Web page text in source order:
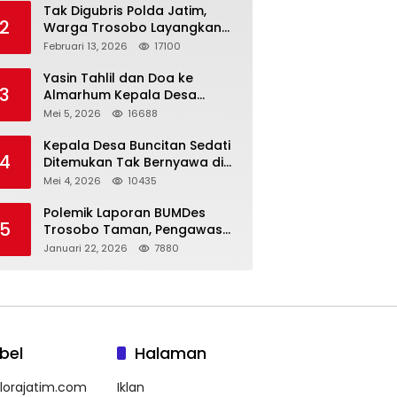
2
Tak Digubris Polda Jatim,
Warga Trosobo Layangkan
Dumas Dugaan Korupsi
Kapolri
Februari 13, 2026 17100
3
Yasin Tahlil dan Doa ke
Almarhum Kepala Desa
Buncitan Digelar Dua Lokasi
Mei 5, 2026 16688
4
Kepala Desa Buncitan Sedati
Ditemukan Tak Bernyawa di
Ruang Kerja, Dugaan Bunuh
Mei 4, 2026 10435
5
Polemik Laporan BUMDes
Trosobo Taman, Pengawas
Walk Out dan Sebut
Januari 22, 2026 7880
Halaman
Iklan